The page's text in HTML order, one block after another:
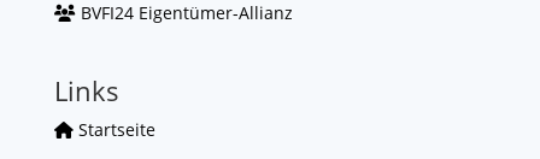
BVFI24 Eigentümer-Allianz
Links
Startseite